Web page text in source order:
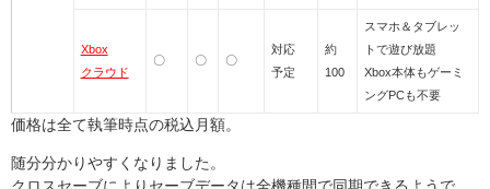
Xbox
クラウド
〇 〇 〇
対応
予定
約
100
スマホ＆タブレッ
トで遊び放題
Xbox本体もゲーミ
ングPCも不要
価格は全て執筆時点の税込月額。
随分分かりやすくなりました。
クロスセーブによりセーブデータは全機種間で同期できるようで